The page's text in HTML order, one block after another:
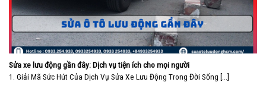
Sửa xe lưu động gần đây: Dịch vụ tiện ích cho mọi người
1. Giải Mã Sức Hút Của Dịch Vụ Sửa Xe Lưu Động Trong Đời Sống [...]